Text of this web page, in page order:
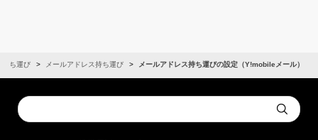
ートフォンに変更された方】
新たにご利用されるスマートフォンで設定が必要です。以下
持ち運び メールアドレス持ち運び メールアドレス持ち運びの設定（Y!mobileメール）
Conduct
a
Submit